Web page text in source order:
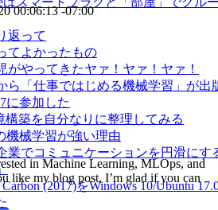
返って
てよかったもの
がやってきたヤァ！ヤァ！ヤァ！
ら「仕事ではじめる機械学習」が出
に参加した
構築を自分なりに整理してみる
機械学習が強い理由
業でコミュニケーションを円滑にす
(2017)をWindows 10/Ubuntu
00:06:13 -07:00
in Machine Learning, MLOps, and
like my blog post, I’m glad if you can